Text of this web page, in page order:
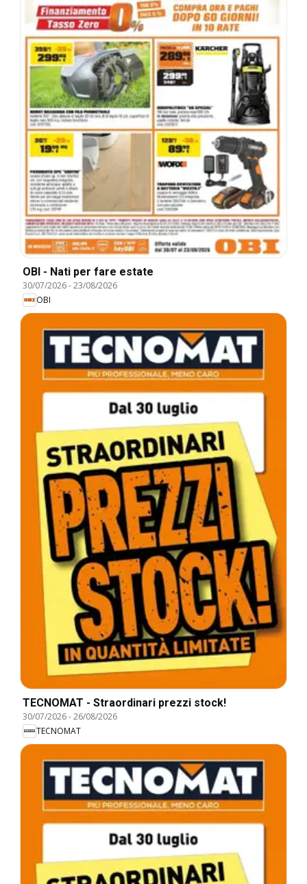
OBI - Nati per fare estate
30/07/2026-23/08/2026
OBI
TECNOMAT - Straordinari prezzi stock!
30/07/2026-26/08/2026
TECNOMAT